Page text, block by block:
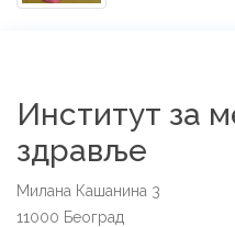
Институт за
здравље
Милана Кашанина 3
11000 Београд